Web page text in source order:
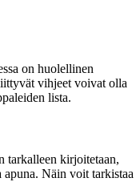
on huolellinen
vihjeet voivat olla
lista.
tarkalleen kirjoitetaan,
Näin voit tarkistaa